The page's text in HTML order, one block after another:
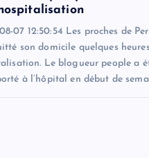
07 12:50:54 Les proches de
son domicile quelques
Le blogueur people a
à l’hôpital en début de